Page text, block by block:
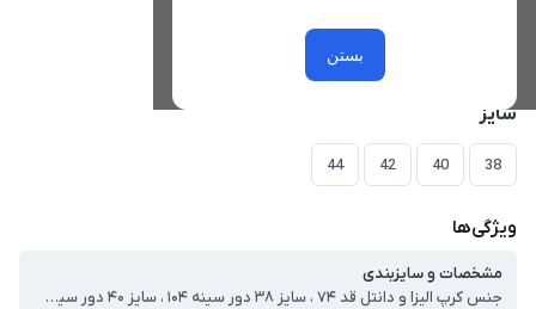
بستن
سایز
38
40
42
44
ویژگی‌ها
مشخصات و سایزبندی
جنس کرپ الیزا و دانتل قد ۷۴ ، سایز ۳۸ دور سینه ۱۰۴ ، سایز ۴۰ دور سینه ۱۰۸ ، سایز ۴۲ دور سینه ۱۱۲ ، سایز ۴۴ دور سینه ۱۱۷ ، حتما با اندازه انتخاب کنید قواره دار هستش